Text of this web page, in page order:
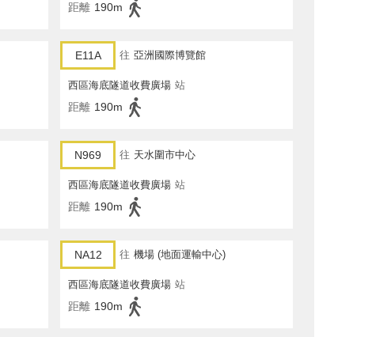
距離 190m
E11A 往 亞洲國際博覽館
西區海底隧道收費廣場 站
距離 190m
N969 往 天水圍市中心
西區海底隧道收費廣場 站
距離 190m
NA12 往 機場 (地面運輸中心)
西區海底隧道收費廣場 站
距離 190m